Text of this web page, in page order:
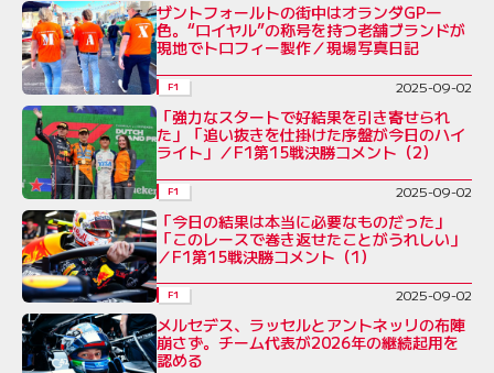
ザントフォールトの街中はオランダGP一
色。“ロイヤル”の称号を持つ老舗ブランドが
現地でトロフィー製作／現場写真日記
F1 2025-09-02
「強力なスタートで好結果を引き寄せられ
た」「追い抜きを仕掛けた序盤が今日のハイ
ライト」／F1第15戦決勝コメント（2）
F1 2025-09-02
「今日の結果は本当に必要なものだった」
「このレースで巻き返せたことがうれしい」
／F1第15戦決勝コメント（1）
F1 2025-09-02
メルセデス、ラッセルとアントネッリの布陣
崩さず。チーム代表が2026年の継続起用を
認める